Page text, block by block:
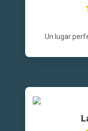
Un lugar